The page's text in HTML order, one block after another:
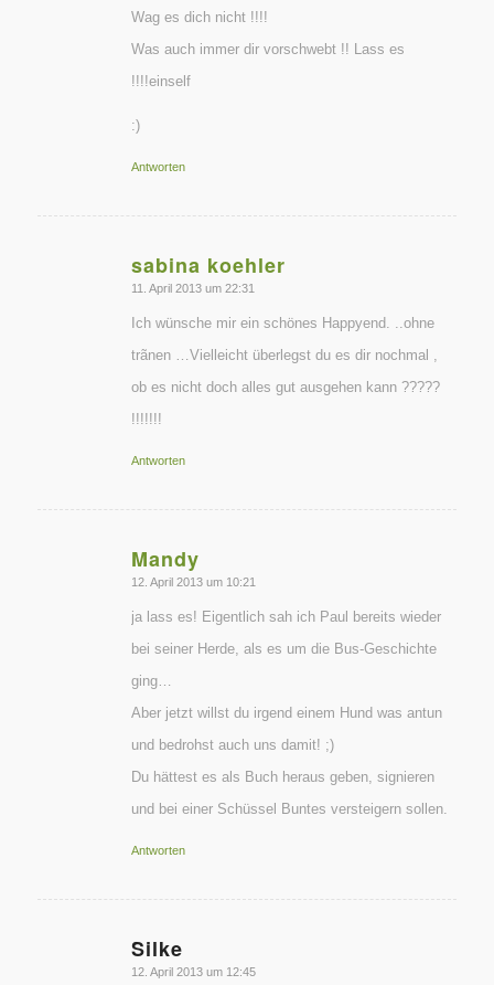
Wag es dich nicht !!!!
Was auch immer dir vorschwebt !! Lass es
!!!!einself
:)
Antworten
sabina koehler
sagte:
11. April 2013 um 22:31
Ich wünsche mir ein schönes Happyend. ..ohne
trãnen …Vielleicht überlegst du es dir nochmal ,
ob es nicht doch alles gut ausgehen kann ?????
!!!!!!!
Antworten
Mandy
sagte:
12. April 2013 um 10:21
ja lass es! Eigentlich sah ich Paul bereits wieder
bei seiner Herde, als es um die Bus-Geschichte
ging…
Aber jetzt willst du irgend einem Hund was antun
und bedrohst auch uns damit! ;)
Du hättest es als Buch heraus geben, signieren
und bei einer Schüssel Buntes versteigern sollen.
Antworten
Silke
sagte:
12. April 2013 um 12:45